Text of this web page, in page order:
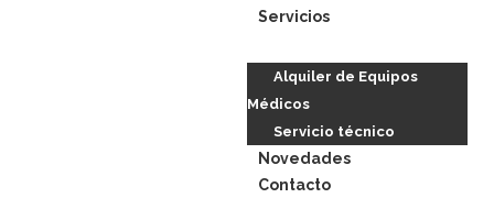
Servicios
Alquiler de Equipos
Médicos
Servicio técnico
Novedades
Contacto